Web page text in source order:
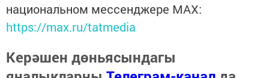
национальном мессенджере MАХ:
https://max.ru/tatmedia
Керәшен дөньясындагы